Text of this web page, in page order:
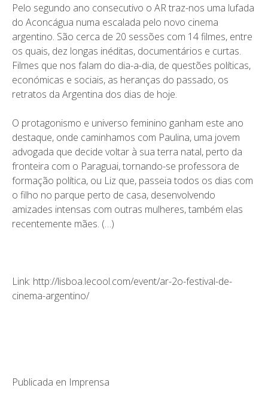
Pelo segundo ano consecutivo o AR traz-nos uma lufada
do Aconcágua numa escalada pelo novo cinema
argentino. São cerca de 20 sessões com 14 filmes, entre
os quais, dez longas inéditas, documentários e curtas.
Filmes que nos falam do dia-a-dia, de questões políticas,
económicas e sociais, as heranças do passado, os
retratos da Argentina dos dias de hoje.
O protagonismo e universo feminino ganham este ano
destaque, onde caminhamos com Paulina, uma jovem
advogada que decide voltar à sua terra natal, perto da
fronteira com o Paraguai, tornando-se professora de
formação política, ou Liz que, passeia todos os dias com
o filho no parque perto de casa, desenvolvendo
amizades intensas com outras mulheres, também elas
recentemente mães. (…)
Link: http://lisboa.lecool.com/event/ar-2o-festival-de-
cinema-argentino/
Publicada en Imprensa